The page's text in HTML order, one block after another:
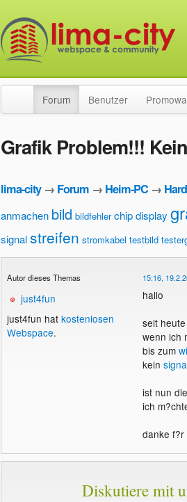
Forum Benutzer
Grafik Problem!!!
lima-city→ Forum → Heim-PC →
anmachen bild bildfehler chipdisplay
signalstreifen stromkabel testbild
Autor dieses Themas
just4fun
just4fun hat kostenlosen
Webspace.
15:16,
hallo
seit
wenn ich
bis zum
kein
ist nun die
ich
danke
Diskutiere mit